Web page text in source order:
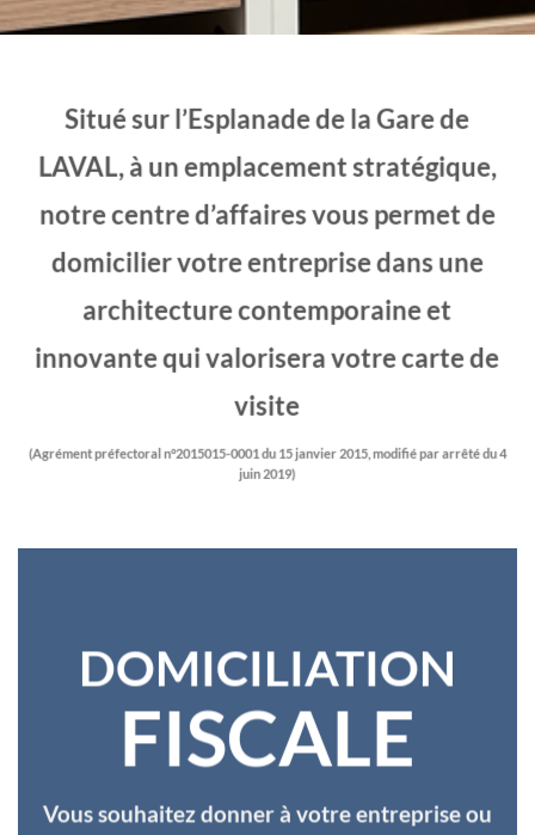
Situé sur l’Esplanade de la Gare de
LAVAL, à un emplacement stratégique,
notre centre d’affaires vous permet de
domicilier votre entreprise dans une
architecture contemporaine et
innovante qui valorisera votre carte de
visite
(Agrément préfectoral n°2015015-0001 du 15 janvier 2015, modifié par arrêté du 4
juin 2019)
DOMICILIATION
FISCALE
Vous souhaitez donner à votre entreprise ou